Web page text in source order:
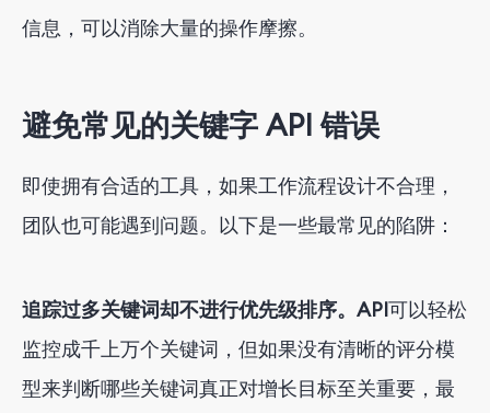
信息，可以消除大量的操作摩擦。
避免常见的关键字 API 错误
即使拥有合适的工具，如果工作流程设计不合理，
团队也可能遇到问题。以下是一些最常见的陷阱：
追踪过多关键词却不进行优先级排序。API可以轻松
监控成千上万个关键词，但如果没有清晰的评分模
型来判断哪些关键词真正对增长目标至关重要，最